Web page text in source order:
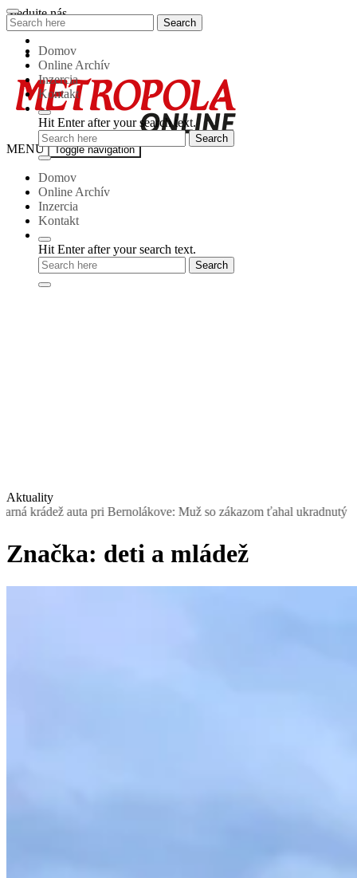
Skip
to
content
Sledujte nás
Metropola-
MENU Toggle navigation
Domov
Online Archív
Inzercia
Kontakt
Hit Enter after your search text.
Search
for:
Search
Domov
Online Archív
Inzercia
Kontakt
Hit Enter after your search text.
Aktuality
pri Bernolákove: Muž so zákazom ťahal ukradnutý Seat,
Značka: deti a mládež